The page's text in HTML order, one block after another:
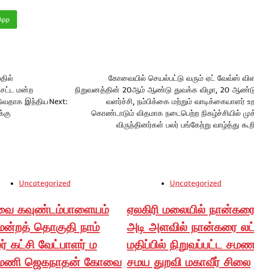
சட்ட மன்ற
இந்திய Next:
கோவையில் செயல்பட்டு வரும் ஏட் வேவ்ஸ்
நிறுவனத்தின் 20ஆம் ஆண்டு துவக்க விழா, 20
வளர்ச்சி, நம்பிக்கை மற்றும் வாடிக்கையாளர்
கொண்டாடும் விதமாக நடைபெற்ற நிகழ்ச்சியில்
விருந்தினர்கள் பலர் பங்கேற்று வாழ்த்து
Uncategorized
கவுண்டம்பாளையம்
தொகுதி நாம்
கட்சி வேட்பாளர் ம
ஜெகநாதன் கோவை
Uncategorized
ஏலகிரி மலையில்
அடி அளவில் நான்கரை
மதிப்பில் நிறுவப்பட்ட
சமய துறவி மகாவீர் சிலை